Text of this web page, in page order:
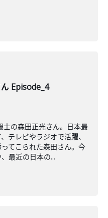
Episode_4
の森田正光さん。日本最
テレビやラジオで活躍、
てこられた森田さん。今
最近の日本の...